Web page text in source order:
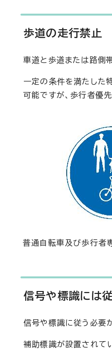
歩道の走行禁止
車道と歩道または路側
一定の条件を満たした
可能ですが、歩行者優先
普通自転車及び歩行者
信号や標識には
信号や標識に従う必要
補助標識が設置されて